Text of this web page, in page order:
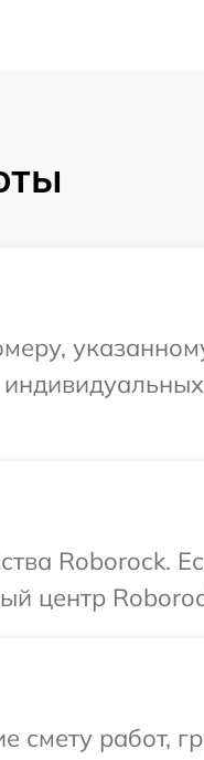
Roborock.
центр
смету работ,